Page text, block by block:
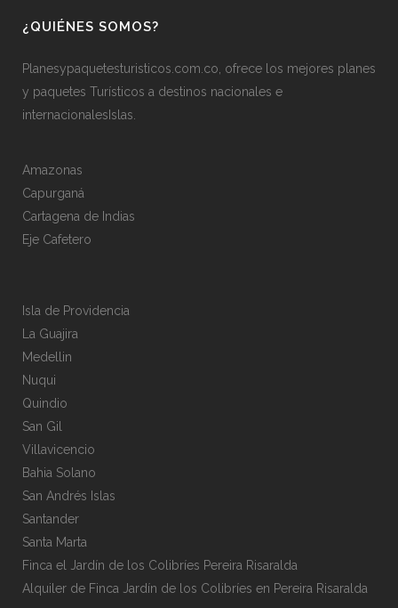
¿QUIÉNES SOMOS?
Planesypaquetesturisticos.com.co, ofrece los mejores planes
y paquetes Turísticos a destinos nacionales e
internacionalesIslas.
Amazonas
Capurganá
Cartagena de Indias
Eje Cafetero
Isla de Providencia
La Guajira
Medellin
Nuqui
Quindio
San Gil
Villavicencio
Bahia Solano
San Andrés Islas
Santander
Santa Marta
Finca el Jardín de los Colibríes Pereira Risaralda
Alquiler de Finca Jardín de los Colibríes en Pereira Risaralda